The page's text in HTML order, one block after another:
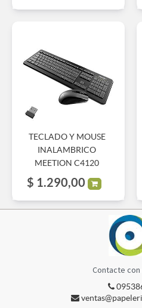
TECLADO Y MOUSE
INALAMBRICO
MEETION C4120
$ 1.290,00
Contacte